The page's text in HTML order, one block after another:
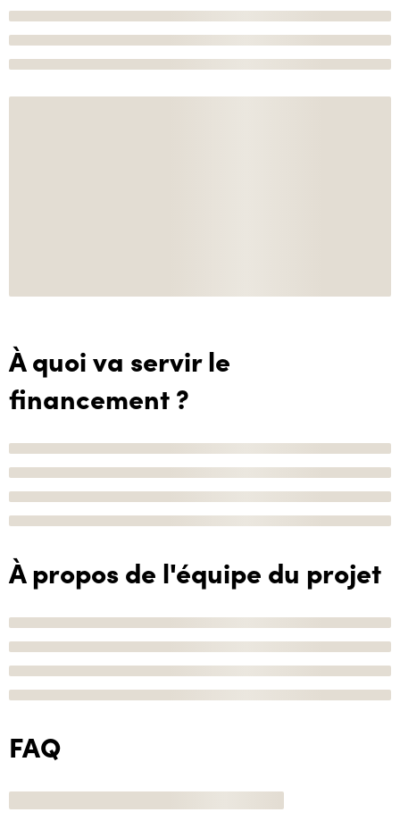
À quoi va servir le
financement ?
À propos de l'équipe du projet
FAQ